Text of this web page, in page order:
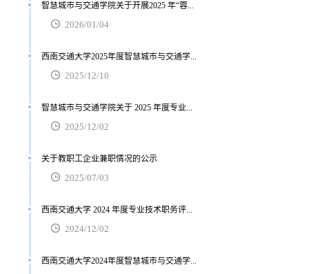
智慧城市与交通学院关于开展2025 年“蓉...
2026/01/04
西南交通大学2025年度智慧城市与交通学...
2025/12/10
智慧城市与交通学院关于 2025 年度专业...
2025/12/02
关于教职工企业兼职情况的公示
2025/07/03
西南交通大学 2024 年度专业技术职务评...
2024/12/02
西南交通大学2024年度智慧城市与交通学...